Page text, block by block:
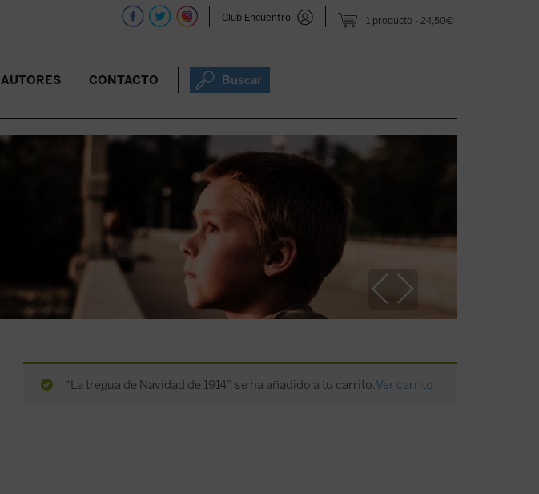
1 producto 24,50€
Club Encuentro
AUTORES CONTACTO Buscar
“La tregua de Navidad de 1914” se ha añadido a tu carrito. Ver carrito